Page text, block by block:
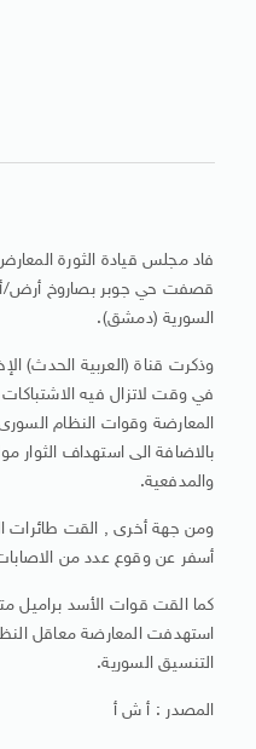
فاد مجلس قيادة الثورة
قصفت حي جوبر بصاروخ أرض/
السورية (دمشق).
وذكرت قناة (العربية الحدث)
في وقت لاتزال فيه
المعارضة وقوات النظام
بالاضافة الى استهداف الثوار
والمدفعية.
ومن جهة أخرى , القت طائرات
أسفر عن وقوع عدد من
كما القت قوات الأسد براميل
استهدفت المعارضة معاقل
التنسيق السورية.
المصدر : أ ش أ